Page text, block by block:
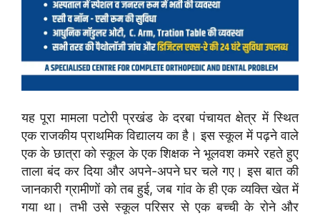
यह पूरा मामला पटोरी प्रखंड के दरबा पंचायत क्षेत्र में स्थित
एक राजकीय प्राथमिक विद्यालय का है। इस स्कूल में पढ़ने वाले
एक के छात्रा को स्कूल के एक शिक्षक ने भूलवश कमरे रहते हुए
ताला बंद कर दिया और अपने-अपने घर चले गए। इस बात की
जानकारी ग्रामीणों को तब हुई, जब गांव के ही एक व्यक्ति खेत में
गया था। तभी उसे स्कूल परिसर से एक बच्ची के रोने और